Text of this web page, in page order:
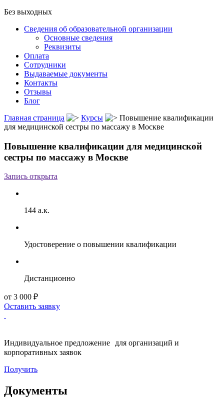
Без выходных
Сведения об образовательной организации
Основные сведения
Реквизиты
Оплата
Сотрудники
Выдаваемые документы
Контакты
Отзывы
Блог
Главная страница
Курсы
Повышение квалификации
для медицинской сестры по массажу в Москве
Повышение квалификации для медицинской
сестры по массажу в Москве
Запись открыта
144 а.к.
Удостоверение о повышении квалификации
Дистанционно
от 3 000 ₽
Оставить заявку
Индивидуальное предложение для организаций и
корпоративных заявок
Получить
Документы